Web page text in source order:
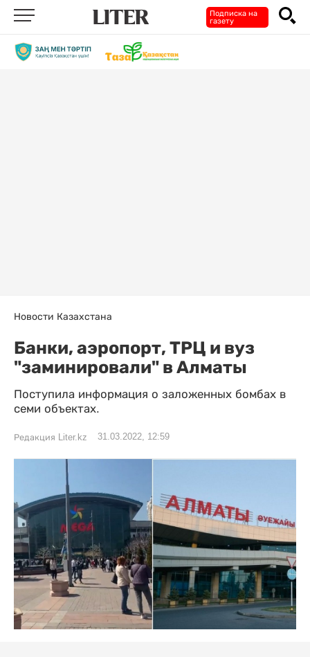
Подписка на
газету
Новости Казахстана
Банки, аэропорт, ТРЦ и вуз
"заминировали" в Алматы
Поступила информация о заложенных бомбах в
семи объектах.
Редакция Liter.kz 31.03.2022, 12:59